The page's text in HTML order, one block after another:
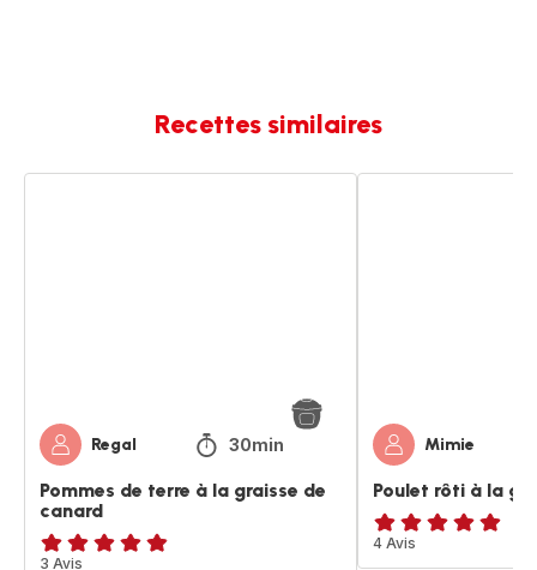
Recettes similaires
Regal 30min
Pommes de terre à la graisse de
canard
ratings.4.8
3 Avis
Mimie
Poulet rôti à la
Avis
4 Avis